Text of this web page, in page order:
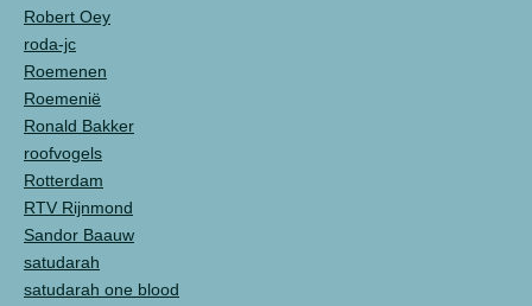
Robert Oey
roda-jc
Roemenen
Roemenië
Ronald Bakker
roofvogels
Rotterdam
RTV Rijnmond
Sandor Baauw
satudarah
satudarah one blood